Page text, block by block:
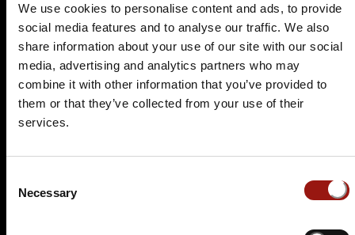
We use cookies to personalise content and ads, to provide
social media features and to analyse our traffic. We also
share information about your use of our site with our social
media, advertising and analytics partners who may
combine it with other information that you’ve provided to
them or that they’ve collected from your use of their
services.
Selection
Necessary
Tickets kaufen
SO.
07.02.2027 17:00 Uhr